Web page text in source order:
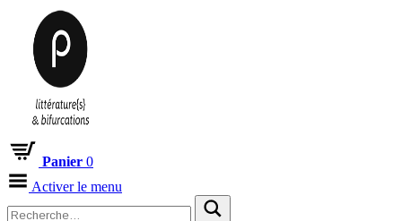
Panier 0
Activer le menu